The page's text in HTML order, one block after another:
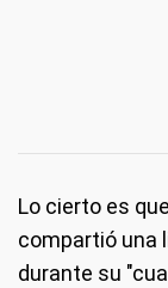
Lo cierto es
compartió una
durante su